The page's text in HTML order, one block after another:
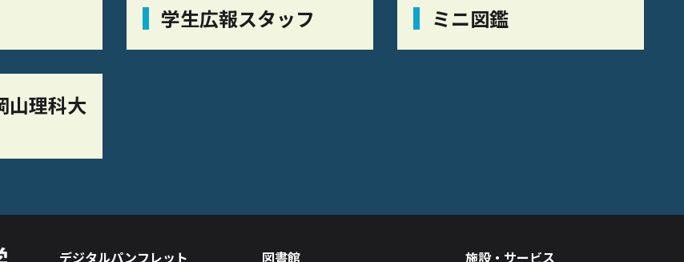
学生広報スタッフ ミニ図鑑
山理科大
デジタルパンフレット 図書館 施設・サービス